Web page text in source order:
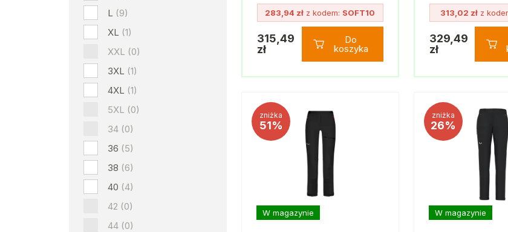
L (9)
XL (1)
XXL (0)
3XL (1)
4XL (1)
5XL (0)
34 (0)
36 (5)
38 (6)
40 (4)
42 (0)
44 (0)
283,94 zł z kodem: SOFT10
315,49
zł
Do
koszyka
313,02 złz
329,49
zł
zniżka
51%
W magazynie
zniżka
26%
W magazynie